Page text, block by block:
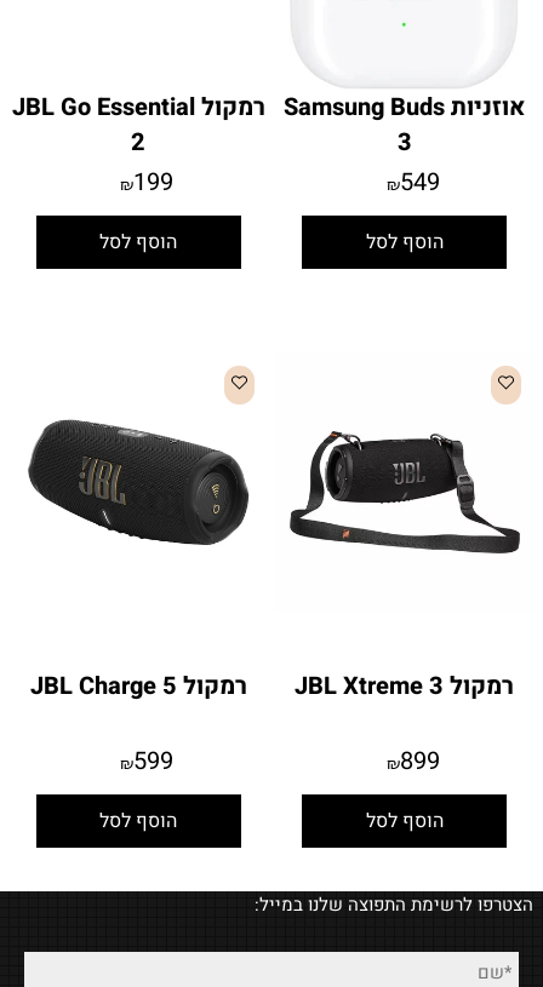
אוזניות Samsung Buds
3
₪549
הוסף לסל
רמקול JBL Go Essential
2
₪199
הוסף לסל
רמקול JBL Xtreme 3
₪899
הוסף לסל
רמקול JBL Charge 5
₪599
הוסף לסל
הצטרפו לרשימת התפוצה שלנו במייל: